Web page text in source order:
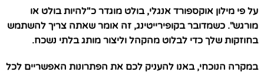
על פי מילון אוקספורד אנגלי, בולט מוגדר כ"להיות בולט או
מורגש". כשמדובר בקופירייטינג, זה אומר שאתה צריך להשתמש
בחוזקות שלך כדי לבלוט מהקהל וליצור מותג בלתי נשכח.
במקרה הנוכחי, באנו להעניק לכם את הפתרונות האפשריים לכל